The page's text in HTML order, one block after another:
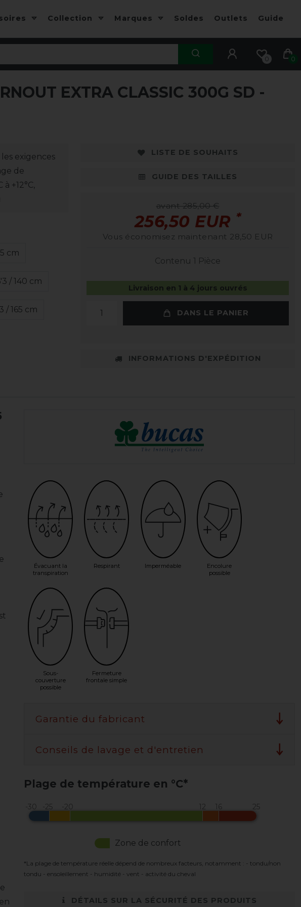
Collection Marques Soldes Outlets Guide
0 0
EXTRA CLASSIC 300G SD -
exigences
de
+12°C,
cm
/ 140 cm
/ 165 cm
LISTE DE SOUHAITS
GUIDE DES TAILLES
avant 285,00 €
256,50 EUR *
Vous économisez maintenant 28,50 EUR
Contenu 1 Pièce
Livraison en 1 à 4 jours ouvrés
DANS LE PANIER
INFORMATIONS D'EXPÉDITION
Évacuant la
transpiration
Respirant Imperméable
Encolure
possible
Sous-
couverture
possible
Fermeture
frontale simple
Garantie du fabricant
Conseils de lavage et d'entretien
Plage de température en °C*
Zone de confort
*La plage de température réelle dépend de nombreux facteurs, notamment : - tondu/non
tondu - ensoleillement - humidité - vent - activité du cheval
DÉTAILS SUR LA SÉCURITÉ DES PRODUITS